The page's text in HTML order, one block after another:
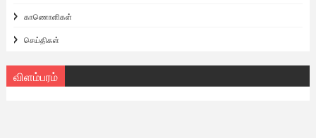
காணொளிகள்
செய்திகள்
விளம்பரம்